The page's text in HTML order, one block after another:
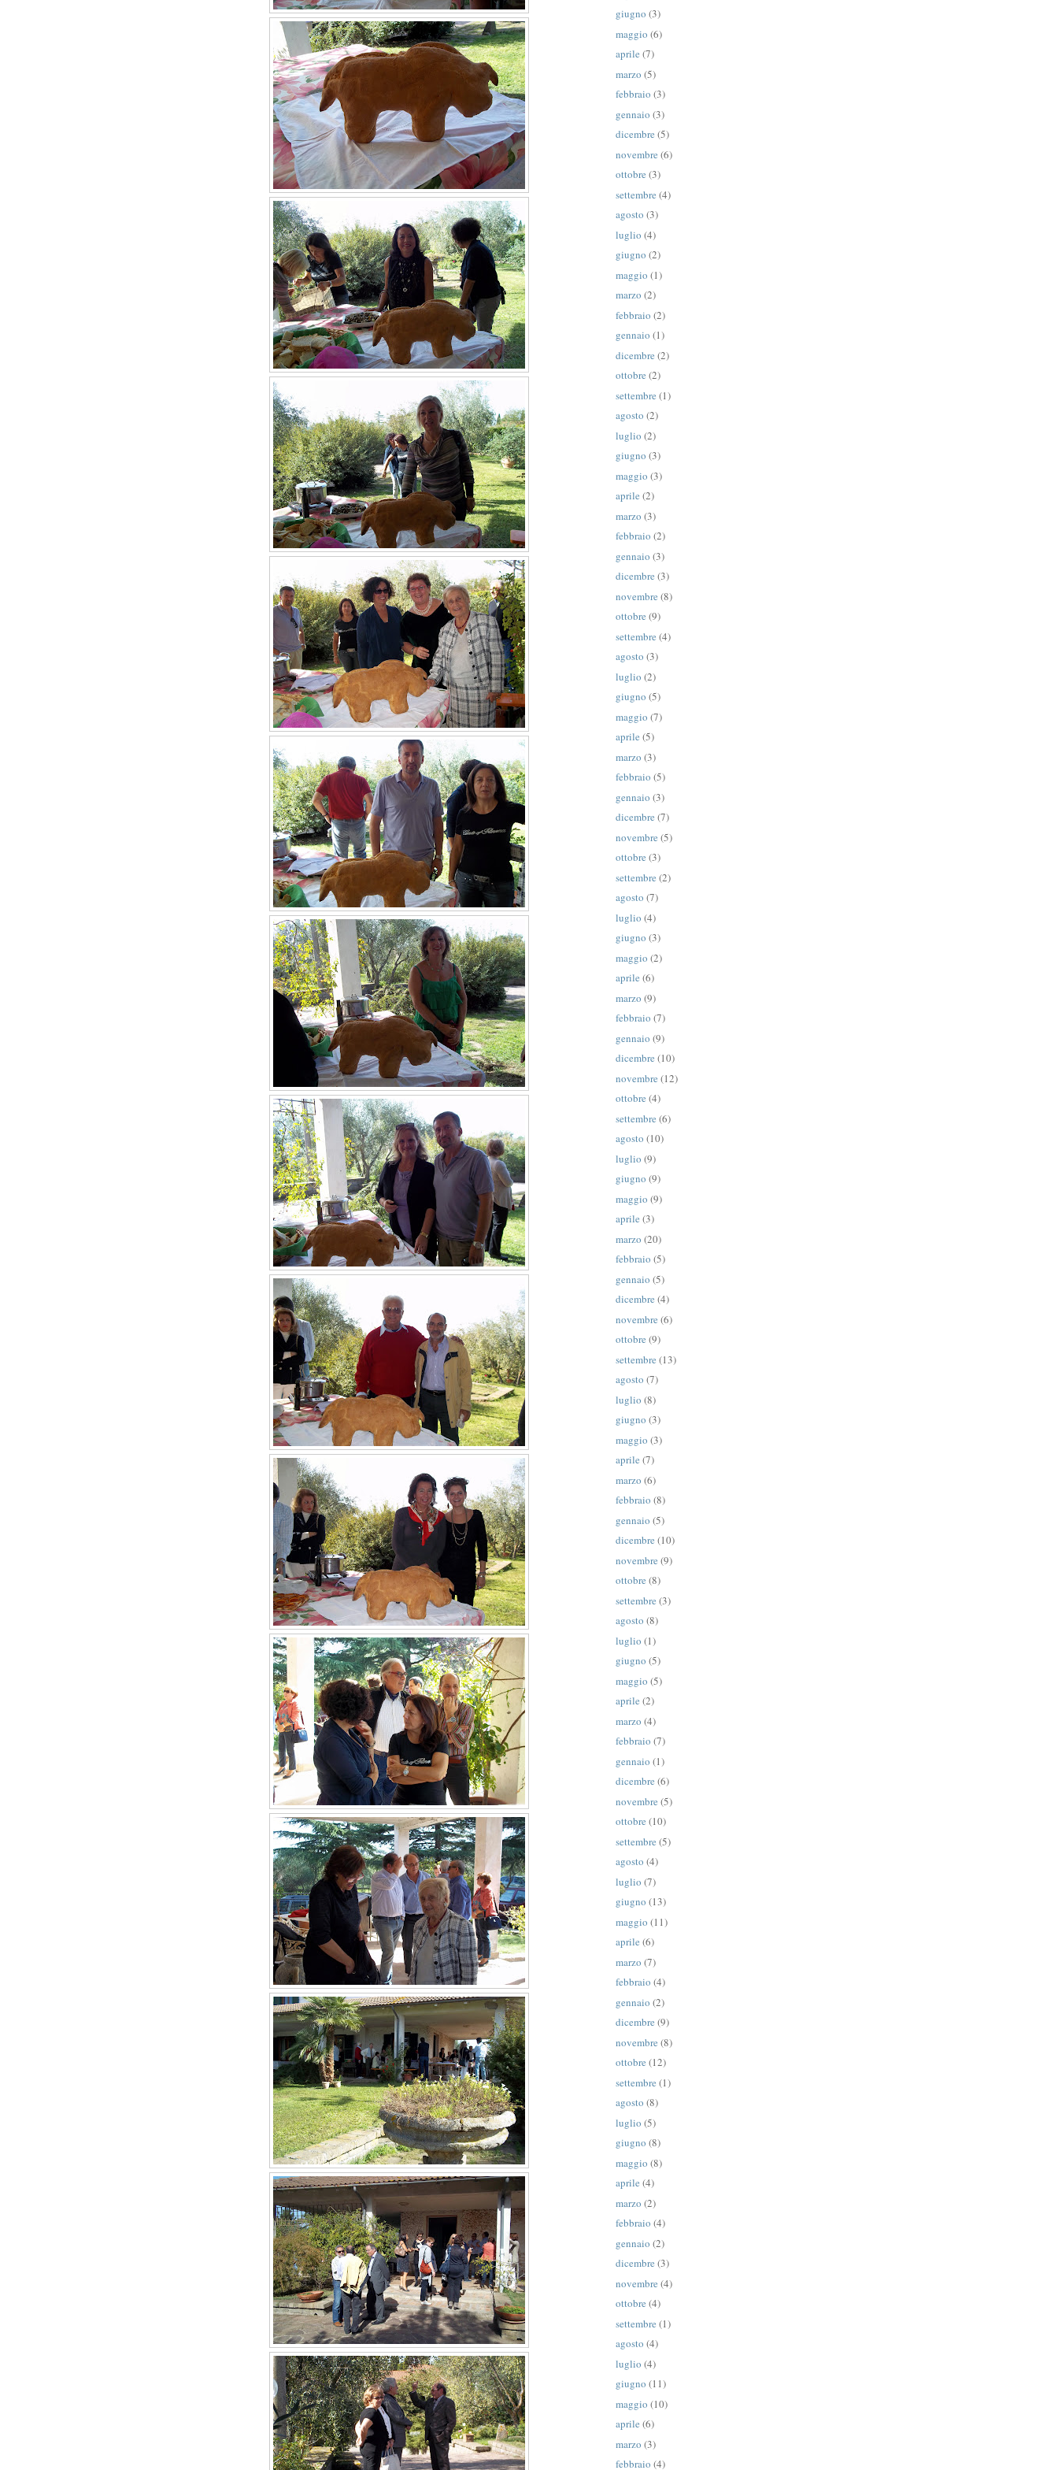
giugno (3)
maggio (6)
aprile (7)
marzo (5)
febbraio (3)
gennaio (3)
dicembre (5)
novembre (6)
ottobre (3)
settembre (4)
agosto (3)
luglio (4)
giugno (2)
maggio (1)
marzo (2)
febbraio (2)
gennaio (1)
dicembre (2)
ottobre (2)
settembre (1)
agosto (2)
luglio (2)
giugno (3)
maggio (3)
aprile (2)
marzo (3)
febbraio (2)
gennaio (3)
dicembre (3)
novembre (8)
ottobre (9)
settembre (4)
agosto (3)
luglio (2)
giugno (5)
maggio (7)
aprile (5)
marzo (3)
febbraio (5)
gennaio (3)
dicembre (7)
novembre (5)
ottobre (3)
settembre (2)
agosto (7)
luglio (4)
giugno (3)
maggio (2)
aprile (6)
marzo (9)
febbraio (7)
gennaio (9)
dicembre (10)
novembre (12)
ottobre (4)
settembre (6)
agosto (10)
luglio (9)
giugno (9)
maggio (9)
aprile (3)
marzo (20)
febbraio (5)
gennaio (5)
dicembre (4)
novembre (6)
ottobre (9)
settembre (13)
agosto (7)
luglio (8)
giugno (3)
maggio (3)
aprile (7)
marzo (6)
febbraio (8)
gennaio (5)
dicembre (10)
novembre (9)
ottobre (8)
settembre (3)
agosto (8)
luglio (1)
giugno (5)
maggio (5)
aprile (2)
marzo (4)
febbraio (7)
gennaio (1)
dicembre (6)
novembre (5)
ottobre (10)
settembre (5)
agosto (4)
luglio (7)
giugno (13)
maggio (11)
aprile (6)
marzo (7)
febbraio (4)
gennaio (2)
dicembre (9)
novembre (8)
ottobre (12)
settembre (1)
agosto (8)
luglio (5)
giugno (8)
maggio (8)
aprile (4)
marzo (2)
febbraio (4)
gennaio (2)
dicembre (3)
novembre (4)
ottobre (4)
settembre (1)
agosto (4)
luglio (4)
giugno (11)
maggio (10)
aprile (6)
marzo (3)
febbraio (4)